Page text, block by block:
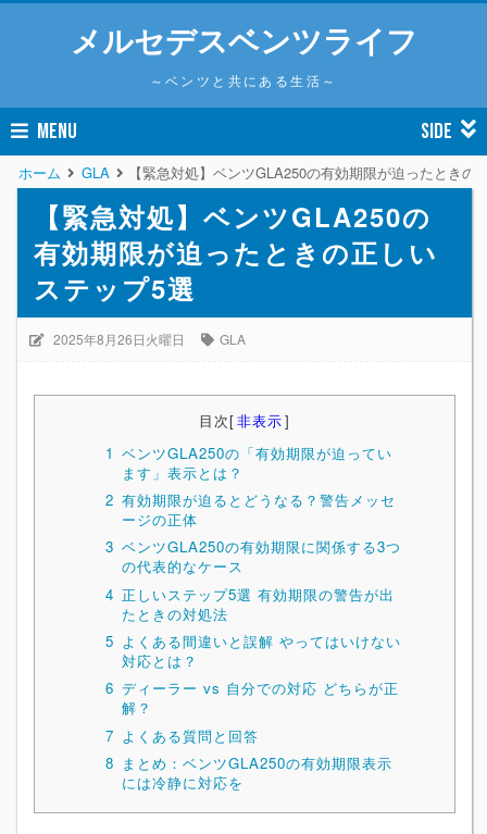
メルセデスベンツライフ
～ベンツと共にある生活～
MENU SIDE
ホーム GLA 【緊急対処】ベンツGLA250の有効期限が迫ったときの
【緊急対処】ベンツGLA250の
有効期限が迫ったときの正しい
ステップ5選
2025年8月26日火曜日 GLA
目次[非表示]
1 ベンツGLA250の「有効期限が迫ってい
ます」表示とは？
2 有効期限が迫るとどうなる？警告メッセ
ージの正体
3 ベンツGLA250の有効期限に関係する3つ
の代表的なケース
4 正しいステップ5選 有効期限の警告が出
たときの対処法
5 よくある間違いと誤解 やってはいけない
対応とは？
6 ディーラー vs 自分での対応 どちらが正
解？
7 よくある質問と回答
8 まとめ：ベンツGLA250の有効期限表示
には冷静に対応を